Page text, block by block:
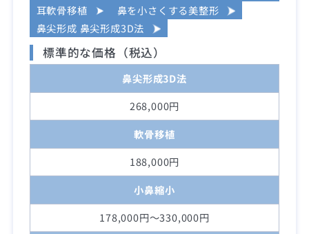
耳軟骨移植
鼻を小さくする美整形
鼻尖形成 鼻尖形成3D法
標準的な価格（税込）
鼻尖形成3D法
268,000円
軟骨移植
188,000円
小鼻縮小
178,000円～330,000円